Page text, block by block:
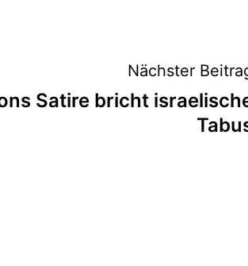
Nächster
Satire bricht